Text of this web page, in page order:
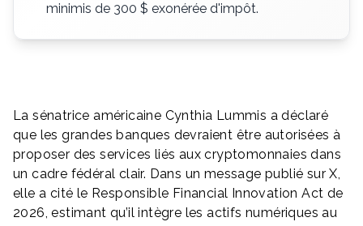
minimis de 300 $ exonérée d'impôt.
La sénatrice américaine Cynthia Lummis a déclaré
que les grandes banques devraient être autorisées à
proposer des services liés aux cryptomonnaies dans
un cadre fédéral clair. Dans un message publié sur X,
elle a cité le Responsible Financial Innovation Act de
2026, estimant qu’il intègre les actifs numériques au